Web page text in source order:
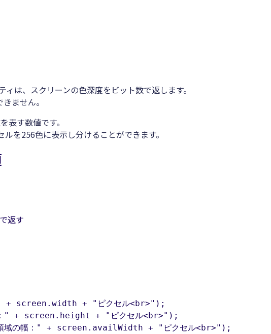
は、スクリーンの色深度をビット数で返します。
ません。
表す数値です。
を256色に表示し分けることができます。
返す
" + screen.width + "ピクセル<br>");
：" + screen.height + "ピクセル<br>");
域の幅：" + screen.availWidth + "ピクセル<br>");